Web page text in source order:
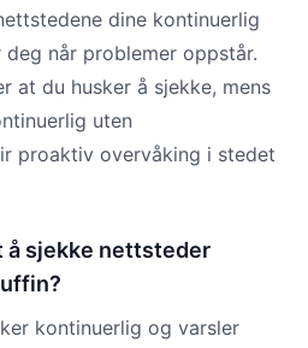
dine kontinuerlig
når problemer oppstår.
at du husker å sjekke, mens
uten
proaktiv overvåking i stedet
sjekke nettsteder
kontinuerlig og varsler